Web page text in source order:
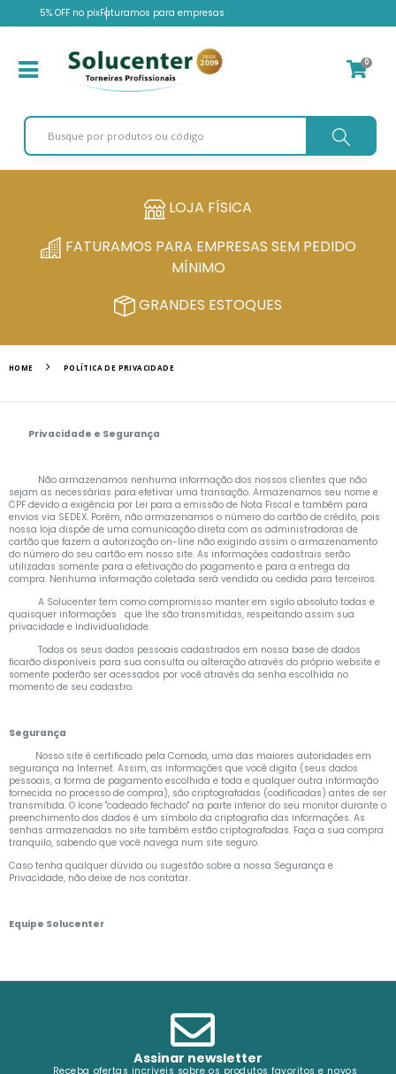
5% OFF no pixFaturamos para empresas
0
LOJA FÍSICA
FATURAMOS PARA EMPRESAS SEM PEDIDO
MÍNIMO
GRANDES ESTOQUES
HOME POLÍTICA DE PRIVACIDADE
Privacidade e Segurança
Não armazenamos nenhuma informação dos nossos clientes que não
sejam as necessárias para efetivar uma transação. Armazenamos seu nome e
CPF devido a exigência por Lei para a emissão de Nota Fiscal e também para
envios via SEDEX. Porém, não armazenamos o número do cartão de crédito, pois
nossa loja dispõe de uma comunicação direta com as administradoras de
cartão que fazem a autorização on-line não exigindo assim o armazenamento
do número do seu cartão em nosso site. As informações cadastrais serão
utilizadas somente para a efetivação do pagamento e para a entrega da
compra. Nenhuma informação coletada será vendida ou cedida para terceiros.
A Solucenter tem como compromisso manter em sigilo absoluto todas e
quaisquer informações que lhe são transmitidas, respeitando assim sua
privacidade e individualidade.
Todos os seus dados pessoais cadastrados em nossa base de dados
ficarão disponíveis para sua consulta ou alteração através do próprio website e
somente poderão ser acessados por você através da senha escolhida no
momento de seu cadastro.
Segurança
Nosso site é certificado pela Comodo, uma das maiores autoridades em
segurança na Internet. Assim, as informações que você digita (seus dados
pessoais, a forma de pagamento escolhida e toda e qualquer outra informação
fornecida no processo de compra), são criptografadas (codificadas) antes de ser
transmitida. O ícone "cadeado fechado" na parte inferior do seu monitor durante o
preenchimento dos dados é um símbolo da criptografia das informações. As
senhas armazenadas no site também estão criptografadas. Faça a sua compra
tranquilo, sabendo que você navega num site seguro.
Caso tenha qualquer dúvida ou sugestão sobre a nossa Segurança e
Privacidade, não deixe de nos contatar.
Equipe Solucenter
Assinar newsletter
Receba ofertas incríveis sobre os produtos favoritos e novos